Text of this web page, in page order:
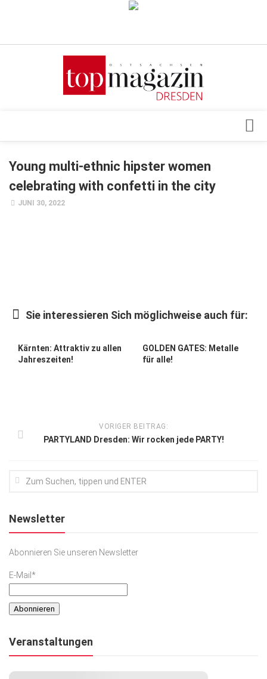
Verkaufsstellen
Top Gesundheitsforum Dresden / Ostsachsen
Mediadaten
Events
Lifestyle
Podcast
Young multi-ethnic hipster women
celebrating with confetti in the city
JUNI 30, 2022
Sie interessieren Sich möglichweise auch für:
Kärnten: Attraktiv zu allen
Jahreszeiten!
GOLDEN GATES: Metalle
für alle!
VORIGER BEITRAG:
PARTYLAND Dresden: Wir rocken jede PARTY!
Newsletter
Abonnieren Sie unseren Newsletter
E-Mail*
Veranstaltungen